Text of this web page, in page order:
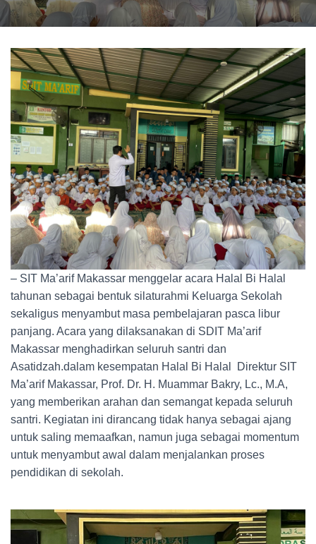
– SIT Ma’arif Makassar menggelar acara Halal Bi Halal
tahunan sebagai bentuk silaturahmi Keluarga Sekolah
sekaligus menyambut masa pembelajaran pasca libur
panjang. Acara yang dilaksanakan di SDIT Ma’arif
Makassar menghadirkan seluruh santri dan
Asatidzah.dalam kesempatan Halal Bi Halal Direktur SIT
Ma’arif Makassar, Prof. Dr. H. Muammar Bakry, Lc., M.A,
yang memberikan arahan dan semangat kepada seluruh
santri. Kegiatan ini dirancang tidak hanya sebagai ajang
untuk saling memaafkan, namun juga sebagai momentum
untuk menyambut awal dalam menjalankan proses
pendidikan di sekolah.